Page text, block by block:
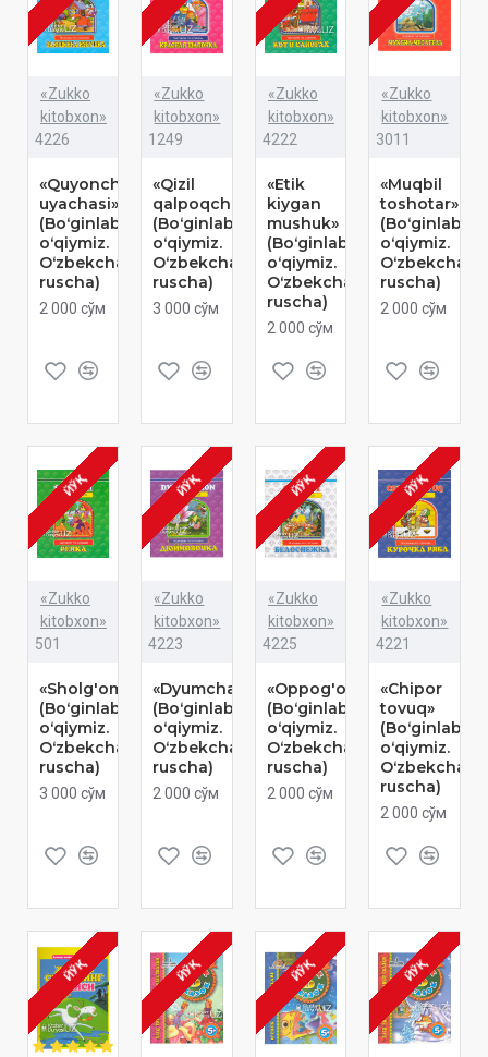
«Zukko
kitobxon»
4226
«Quyonchaning
uyachasi»
(Boʻginlab
oʻqiymiz.
Oʻzbekcha-
ruscha)
2 000 сўм
«Zukko
kitobxon»
1249
«Qizil
qalpoqcha»
(Boʻginlab
oʻqiymiz.
Oʻzbekcha-
ruscha)
3 000 сўм
«Zukko
kitobxon»
4222
«Etik
kiygan
mushuk»
(Boʻginlab
oʻqiymiz.
Oʻzbekcha-
ruscha)
2 000 сўм
«Zukko
kitobxon»
3011
«Muqbil
toshotar»
(Boʻginlab
oʻqiymiz.
Oʻzbekcha-
ruscha)
2 000 сўм
ЙЎҚ
«Zukko
kitobxon»
501
«Sholg'om»
(Boʻginlab
oʻqiymiz.
Oʻzbekcha-
ruscha)
3 000 сўм
ЙЎҚ
«Zukko
kitobxon»
4223
«Dyumchaxon»
(Boʻginlab
oʻqiymiz.
Oʻzbekcha-
ruscha)
2 000 сўм
ЙЎҚ
«Zukko
kitobxon»
4225
«Oppog'oy»
(Boʻginlab
oʻqiymiz.
Oʻzbekcha-
ruscha)
2 000 сўм
ЙЎҚ
«Zukko
kitobxon»
4221
«Chipor
tovuq»
(Boʻginlab
oʻqiymiz.
Oʻzbekcha-
ruscha)
2 000 сўм
ЙЎҚ ЙЎҚ ЙЎҚ ЙЎҚ